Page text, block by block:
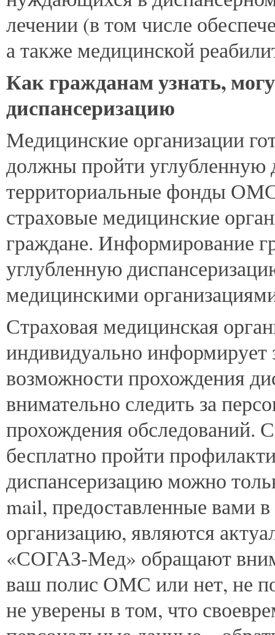
лечении (в том числе
а также медицинской
Как гражданам узнать,
диспансеризацию
Медицинские организации
должны пройти углубленную
территориальные фонды
страховые медицинские
граждане. Информирование
углубленную
медицинскими
Страховая медицинская
индивидуально информирует
возможности прохождения
внимательно следить за
прохождения обследований.
бесплатно пройти
диспансеризацию можно
mail, предоставленные вами
организацию, являются
«СОГАЗ-Мед» обращают
ваш полис ОМС или нет, не
не уверены в том, что